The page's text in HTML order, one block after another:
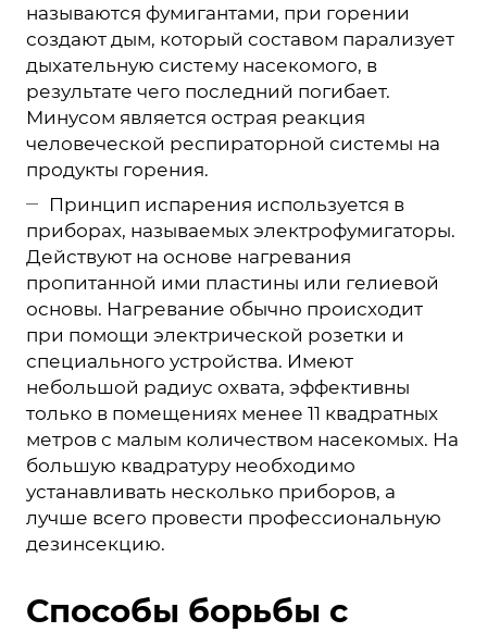
называются фумигантами, при горении
создают дым, который составом парализует
дыхательную систему насекомого, в
результате чего последний погибает.
Минусом является острая реакция
человеческой респираторной системы на
продукты горения.
Принцип испарения используется в
приборах, называемых электрофумигаторы.
Действуют на основе нагревания
пропитанной ими пластины или гелиевой
основы. Нагревание обычно происходит
при помощи электрической розетки и
специального устройства. Имеют
небольшой радиус охвата, эффективны
только в помещениях менее 11 квадратных
метров с малым количеством насекомых. На
большую квадратуру необходимо
устанавливать несколько приборов, а
лучше всего провести профессиональную
дезинсекцию.
Способы борьбы с